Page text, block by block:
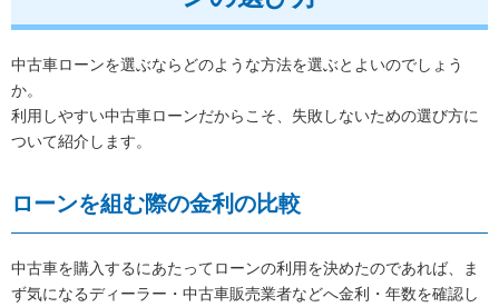
中古車ローンを選ぶならどのような方法を選ぶとよいのでしょう
か。
利用しやすい中古車ローンだからこそ、失敗しないための選び方に
ついて紹介します。
ローンを組む際の金利の比較
中古車を購入するにあたってローンの利用を決めたのであれば、ま
ず気になるディーラー・中古車販売業者などへ金利・年数を確認し